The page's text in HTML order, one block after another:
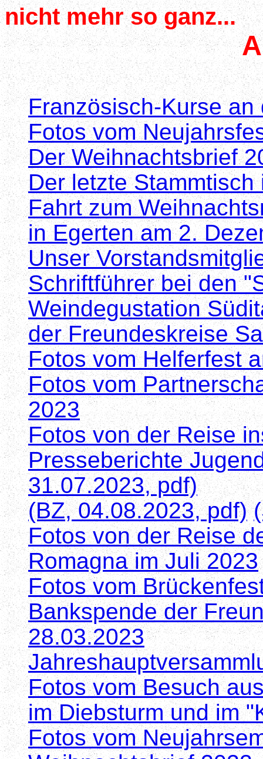
nicht mehr so ganz...
Französisch-Kurse an
Fotos vom
Der Weihnachtsbrief
Der letzte
Fahrt zum
in Egerten am 2.
Unser
Schriftführer bei den
Weindegustation
der Freundeskreise
Fotos vom Helferfest
Fotos vom
2023
Fotos von der Reise
Presseberichte
31.07.2023, pdf)
(BZ, 04.08.2023, pdf)
Fotos von der Reise
Romagna im Juli 2023
Fotos vom
Bankspende der
28.03.2023
Fotos vom Besuch
im Diebsturm und im
Fotos vom